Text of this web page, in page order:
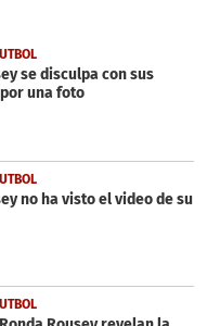
se disculpa con sus
una foto
no ha visto el video de su